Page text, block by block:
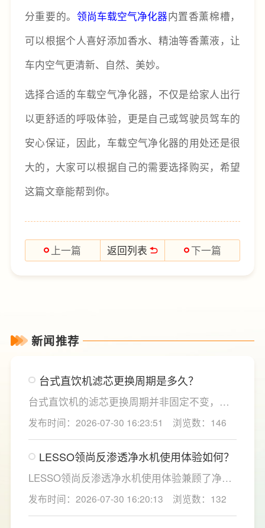
分重要的。 领尚车载空气净化器内置香薰棉槽，
可以根据个人喜好添加香水、精油等香薰液，让
车内空气更清新、自然、美妙。
选择合适的车载空气净化器，不仅是给家人出行
以更舒适的呼吸体验，更是自己或驾驶员驾车的
安心保证，因此，车载空气净化器的用处还是很
大的，大家可以根据自己的需要选择购买，希望
这篇文章能帮到你。
上一篇 返回列表 下一篇
新闻推荐
台式直饮机滤芯更换周期是多久？
台式直饮机的滤芯更换周期并非固定不变，主
要取决于实际用水量、进水水质及使用频率等
因素。一般来说，PP棉和活性炭类前置滤芯建
议每6至12个月更换一次，RO反渗透膜滤芯使
用寿命相对较长，通常在2至3年左右，而后置
活性炭滤芯则建议每年更换一次以保障出水口
感。
发布时间：2026-07-30 16:23:51 浏览数：146
LESSO领尚反渗透净水机使用体验如何？
LESSO领尚反渗透净水机使用体验兼顾了净水
效果、使用便捷性和节水表现。产品采用
120mm纤薄机身设计，不占用过多厨下空间；
双出水模式可根据不同需求切换生活用水和直
发布时间：2026-07-30 16:20:13 浏览数：132